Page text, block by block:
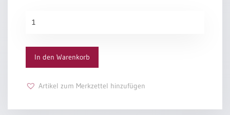
Hefte
Jahreslosung
„Ausblick“
In den Warenkorb
Artikel zum Merkzettel hinzufügen